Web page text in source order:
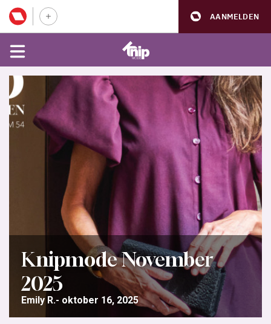
AANMELDEN
Knipmode November
2025
Emily R. oktober 16, 2025